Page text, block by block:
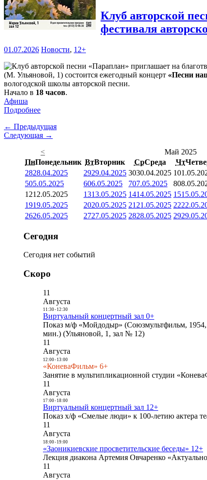
Клуб авторской
фестиваля
01.07.2026 Новости, 12+
(М. Ульяновой, 1) состоится ежегодный концерт «Песни
вологодской школы авторской песни.
Начало в 18 часов.
Афиша
Подробнее
← Предыдущая
Следующая →
<
Май 2025
ПнПонедельник ВтВторник СрСреда Чт
2828.04.2025 2929.04.2025 3030.04.2025 1
505.05.2025 606.05.2025 707.05.2025 8
1212.05.2025 1313.05.2025 1414.05.2025 15
1919.05.2025 2020.05.2025 21 21.05.2025 22
2626.05.2025 2727.05.2025 2828.05.2025 29
Сегодня
Сегодня нет событий
Скоро
11
Августа
11:30- 12:30
Виртуальный концертный зал 0+
Показ м/ф «Мойдодыр» (Союзмультфильм,
мин.) (Ульяновой, 1, зал № 12)
11
Августа
12:00- 13:00
«КоневаФильм» 6+
Занятие в мультипликационной студии
11
Августа
17:00- 18:00
Виртуальный концертный зал 12+
Показ х/ф «Смелые люди» к 100-летию актера
11
Августа
18:00- 19:00
«Заоникиевские просветительские беседы» 12+
Лекция диакона Артемия Овчаренко
11
Августа